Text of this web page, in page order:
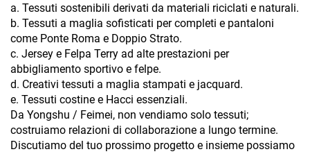
a. Tessuti sostenibili derivati da materiali riciclati e naturali.
b. Tessuti a maglia sofisticati per completi e pantaloni
come Ponte Roma e Doppio Strato.
c. Jersey e Felpa Terry ad alte prestazioni per
abbigliamento sportivo e felpe.
d. Creativi tessuti a maglia stampati e jacquard.
e. Tessuti costine e Hacci essenziali.
Da Yongshu / Feimei, non vendiamo solo tessuti;
costruiamo relazioni di collaborazione a lungo termine.
Discutiamo del tuo prossimo progetto e insieme possiamo